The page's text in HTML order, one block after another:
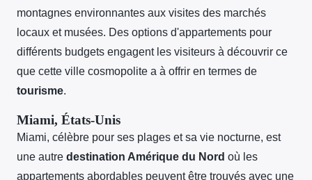
montagnes environnantes aux visites des marchés
locaux et musées. Des options d'appartements pour
différents budgets engagent les visiteurs à découvrir ce
que cette ville cosmopolite a à offrir en termes de
tourisme.
Miami, États-Unis
Miami, célèbre pour ses plages et sa vie nocturne, est
une autre destination Amérique du Nord où les
appartements abordables peuvent être trouvés avec une